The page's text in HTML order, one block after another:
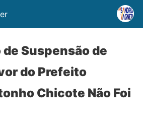
de Suspensão de
do Prefeito
Chicote Não Foi